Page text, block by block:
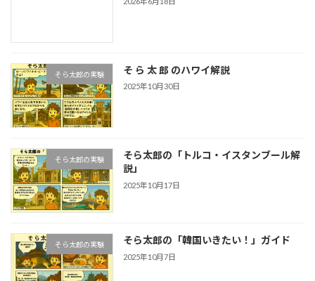
そら太郎の実験 そ ら 太 郎 のハワイ解説
2025年10月30日
そら太郎の実験
そら太郎の「トルコ・イスタンブール解
説」
2025年10月17日
そら太郎の実験 そら太郎の「韓国いきたい！」ガイド
2025年10月7日